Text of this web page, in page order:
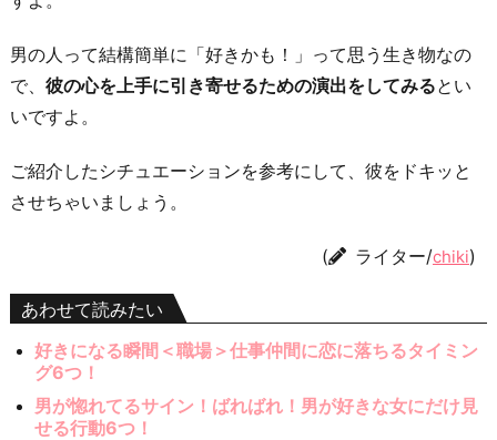
男の人って結構簡単に「好きかも！」って思う生き物なの
で、 彼の心を上手に引き寄せるための演出をしてみるとい
いですよ。
ご紹介したシチュエーションを参考にして、彼をドキッと
させちゃいましょう。
( ライター/chiki)
あわせて読みたい
好きになる瞬間＜職場＞仕事仲間に恋に落ちるタイミン
グ6つ！
男が惚れてるサイン！ばればれ！男が好きな女にだけ見
せる行動6つ！